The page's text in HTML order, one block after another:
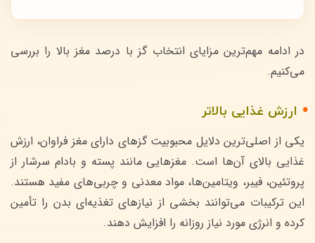
در ادامه مهم‌ترین مزایای انتخاب گز با درصد مغز بالا را بررسی
می‌کنیم.
ارزش غذایی بالاتر
یکی از اصلی‌ترین دلایل محبوبیت گزهای دارای مغز فراوان، ارزش
غذایی بالای آن‌ها است. مغزهایی مانند پسته و بادام سرشار از
پروتئین، فیبر، ویتامین‌ها، مواد معدنی و چربی‌های مفید هستند.
این ترکیبات می‌توانند بخشی از نیازهای تغذیه‌ای بدن را تأمین
کرده و انرژی مورد نیاز روزانه را افزایش دهند.